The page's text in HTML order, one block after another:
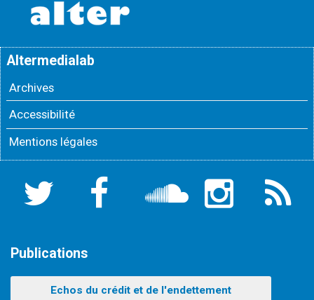
Altermedialab
Archives
Accessibilité
Mentions légales
Facebook Soundcloud Instagram
RSS
Publications
Echos du crédit et de l'endettement